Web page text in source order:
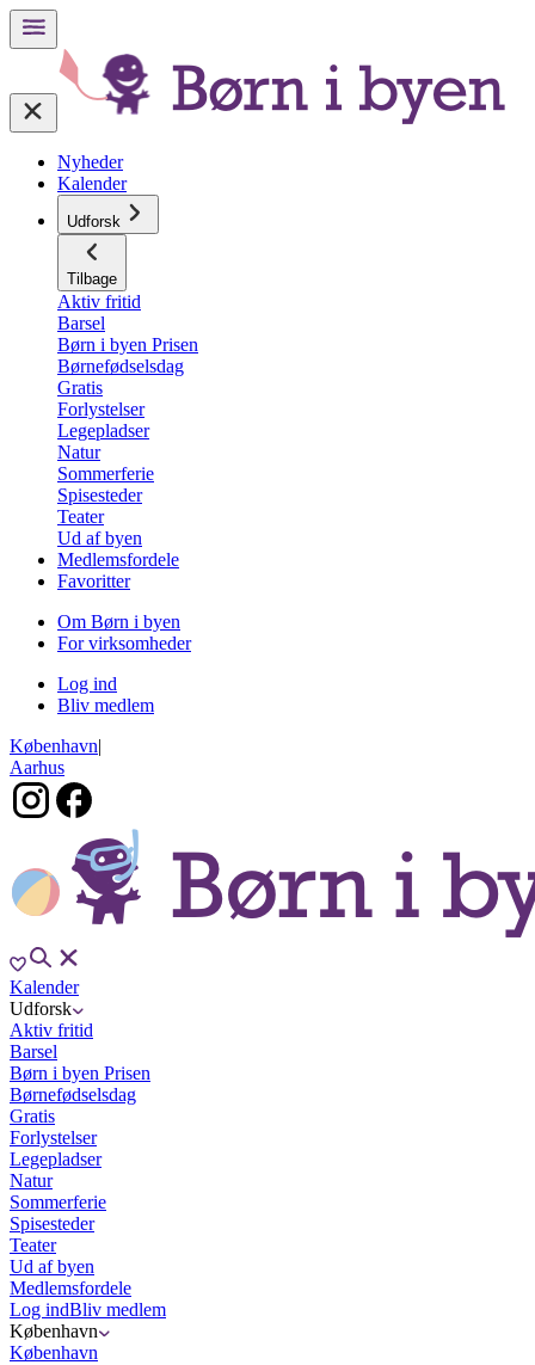
Nyheder
Kalender
Udforsk
Tilbage
Aktiv fritid
Barsel
Børn i byen Prisen
Børnefødselsdag
Gratis
Forlystelser
Legepladser
Natur
Sommerferie
Spisesteder
Teater
Ud af byen
Medlemsfordele
Favoritter
Om Børn i byen
For virksomheder
Log ind
Bliv medlem
København|
Aarhus
Kalender
Udforsk
Aktiv fritid
Barsel
Børn i byen Prisen
Børnefødselsdag
Gratis
Forlystelser
Legepladser
Natur
Sommerferie
Spisesteder
Teater
Ud af byen
Medlemsfordele
Log indBliv medlem
København
København